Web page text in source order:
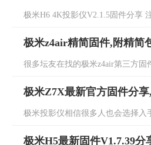
极米H6 4K投影仪V2.1.5固件分享
极米z4air精简固件,附精简
很多坛友在找的极米z4air第三方
极米Z7X最新官方固件分
极米投影仪相信很多人也会选择
极米H5最新固件V1.7.39分